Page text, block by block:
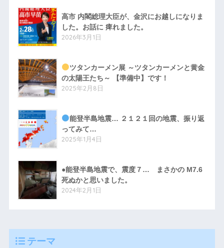
高市 内閣総理大臣が、金沢にお越しになりま
した。お話に 痺れました。
2026年3月1日
ツタンカーメン展 ～ツタンカーメンと黄金
の太陽王たち～ 【準備中】です！
2025年2月8日
能登半島地震… ２１２１回の地震、振り返
ってみて…
2025年1月4日
●能登半島地震で、震度７… まさかの M7.6
死ぬかと思いました。
2024年2月1日
テーマ